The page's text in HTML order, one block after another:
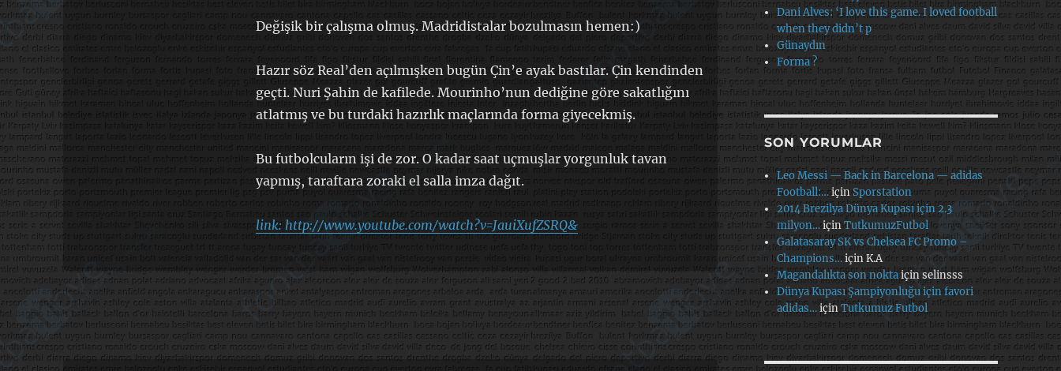
Değişik bir çalışma olmuş. Madridistalar bozulmasın hemen:)
Hazır söz Real’den açılmışken bugün Çin’e ayak bastılar. Çin kendinden
geçti. Nuri Şahin de kafilede. Mourinho’nun dediğine göre sakatlığını
atlatmış ve bu turdaki hazırlık maçlarında forma giyecekmiş.
Bu futbolcuların işi de zor. O kadar saat uçmuşlar yorgunluk tavan
yapmış, taraftara zoraki el salla imza dağıt.
link: http://www.youtube.com/watch?v=JauiXufZSRQ&
Dani Alves: ‘I love this game. I loved football
when they didn’t p
Günaydın
Forma ?
SON YORUMLAR
Leo Messi — Back in Barcelona — adidas
Football:…içinSporstation
2014 Brezilya Dünya Kupası için 2.3
milyon…içinTutkumuzFutbol
Galatasaray SK vs Chelsea FC Promo –
Champions…içinK.A
Magandalıkta son noktaiçinselinsss
Dünya Kupası Şampiyonluğu için favori
adidas…içinTutkumuz Futbol